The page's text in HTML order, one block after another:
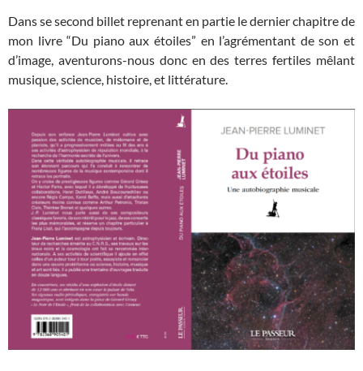
Dans se second billet reprenant en partie le dernier chapitre de
mon livre “Du piano aux étoiles” en l’agrémentant de son et
d’image, aventurons-nous donc en des terres fertiles mêlant
musique, science, histoire, et littérature.